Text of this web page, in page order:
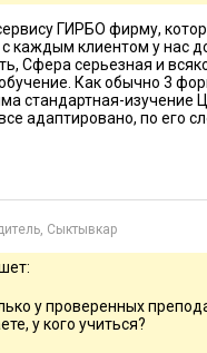
ГИРБО фирму,
с каждым клиентом у нас
Сфера серьезная и
Как обычно 3
стандартная-изучение
адаптировано, по его
Сыктывкар
у проверенных
у кого учиться?